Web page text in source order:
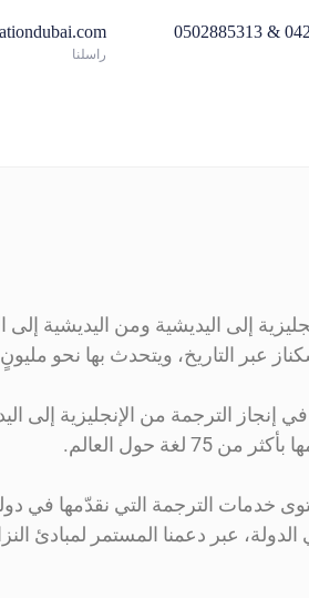
راسلنا
إلى اليديشية ومن اليديشية إلى
عبر التاريخ، ويتحدث بها نحو
الترجمة من الإنجليزية إلى
حول العالم.
خدمات الترجمة التي نقدّمها في
عبر دعمنا المستمر لمبادئ